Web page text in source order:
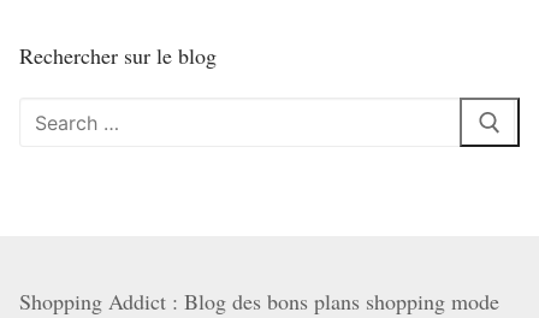
Rechercher sur le blog
Rechercher
Shopping Addict : Blog des bons plans shopping mode